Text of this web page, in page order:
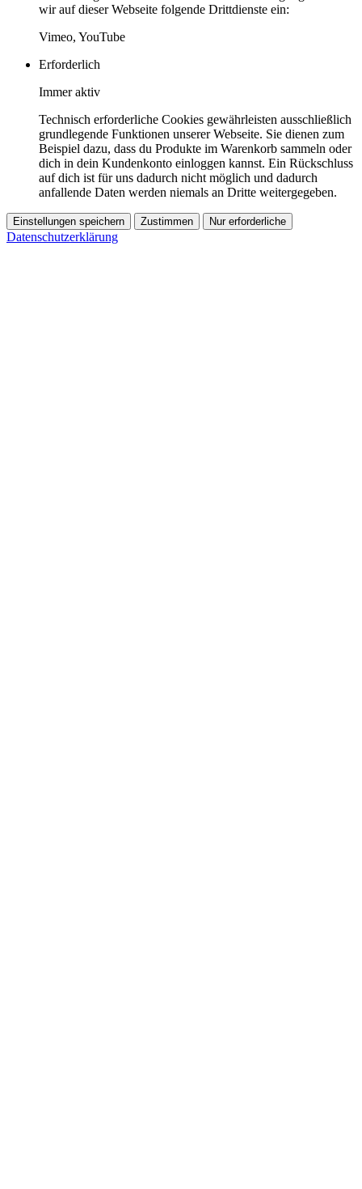
wir auf dieser Webseite folgende Drittdienste ein:
Vimeo, YouTube
Erforderlich
Immer aktiv
Technisch erforderliche Cookies gewährleisten ausschließlich
grundlegende Funktionen unserer Webseite. Sie dienen zum
Beispiel dazu, dass du Produkte im Warenkorb sammeln oder
dich in dein Kundenkonto einloggen kannst. Ein Rückschluss
auf dich ist für uns dadurch nicht möglich und dadurch
anfallende Daten werden niemals an Dritte weitergegeben.
Einstellungen speichern Zustimmen Nur erforderliche
Datenschutzerklärung